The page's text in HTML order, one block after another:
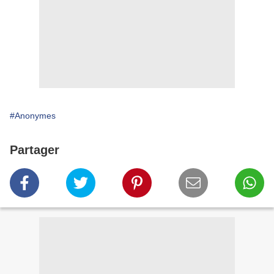
#Anonymes
Partager